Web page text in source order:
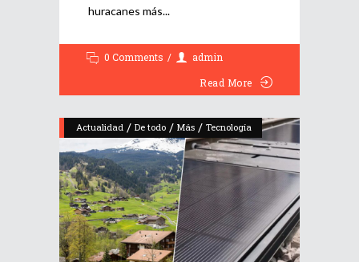
huracanes más
0 Comments
admin
Read More
Actualidad / De todo / Más / Tecnología